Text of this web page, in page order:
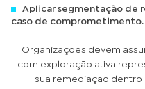
Aplicar segmentação de
caso de comprometimento.
Organizações devem
com exploração ativa
sua remediação